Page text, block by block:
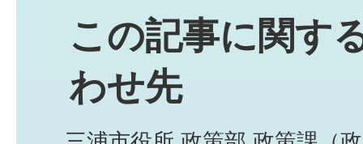
この記事に関す
わせ先